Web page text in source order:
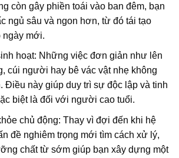
còn gây phiền toái vào ban đêm, bạn
ngủ sâu và ngon hơn, từ đó tái tạo
ngày mới.
hoạt: Những việc đơn giản như lên
cúi người hay bê vác vật nhẹ không
Điều này giúp duy trì sự độc lập và tinh
biệt là đối với người cao tuổi.
chủ động: Thay vì đợi đến khi hệ
đề nghiêm trọng mới tìm cách xử lý,
chất từ sớm giúp bạn xây dựng một